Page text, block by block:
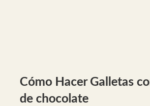
Cómo Hacer Galletas
de chocolate